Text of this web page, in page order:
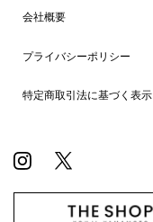
会社概要
プライバシーポリシー
特定商取引法に基づく表示